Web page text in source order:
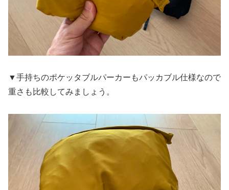
▼手持ちのポケッタブルパーカーもパッカブル仕様なので
重さも比較してみましょう。